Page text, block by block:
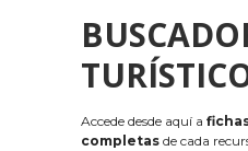
Accede desde aquí a
completas de cada